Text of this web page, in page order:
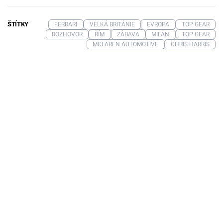
ŠTÍTKY FERRARI VELKÁ BRITÁNIE EVROPA
TOP GEAR
ROZHOVOR
ŘÍM ZÁBAVA MILÁN
TOP GEAR
MCLAREN AUTOMOTIVE
CHRIS HARRIS